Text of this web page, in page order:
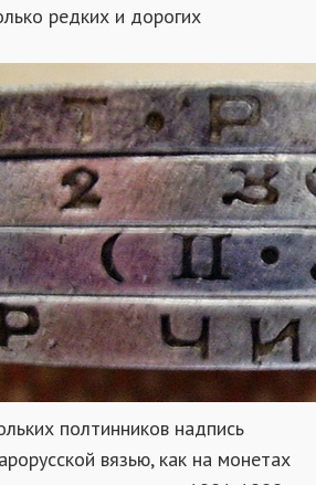
редких и дорогих
полтинников надпись
вязью, как на монетах